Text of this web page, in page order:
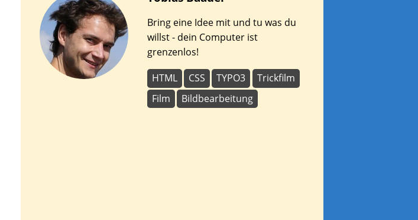
Bring eine Idee mit und tu was du
willst - dein Computer ist
grenzenlos!
HTML CSS TYPO3
Trickfilm
Film
Bildbearbeitung